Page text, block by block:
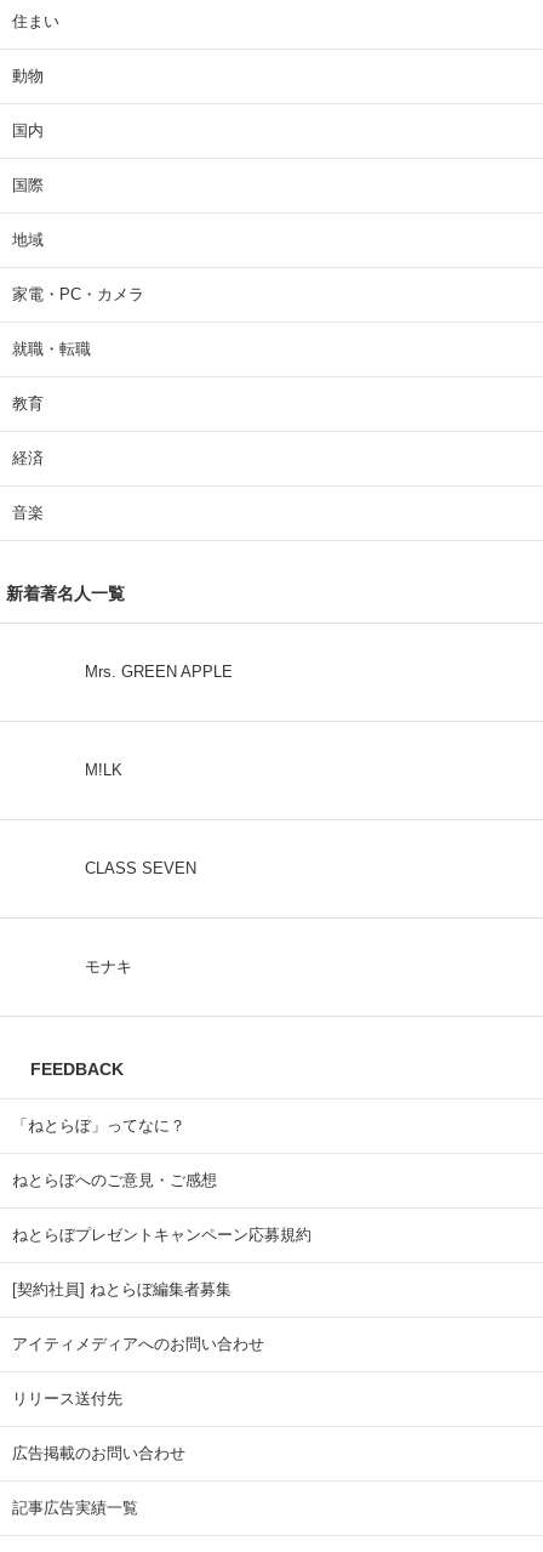
住まい
動物
国内
国際
地域
家電・PC・カメラ
就職・転職
教育
経済
音楽
新着著名人一覧
Mrs. GREEN APPLE
M!LK
CLASS SEVEN
モナキ
FEEDBACK
「ねとらぼ」ってなに？
ねとらぼへのご意見・ご感想
ねとらぼプレゼントキャンペーン応募規約
[契約社員] ねとらぼ編集者募集
アイティメディアへのお問い合わせ
リリース送付先
広告掲載のお問い合わせ
記事広告実績一覧